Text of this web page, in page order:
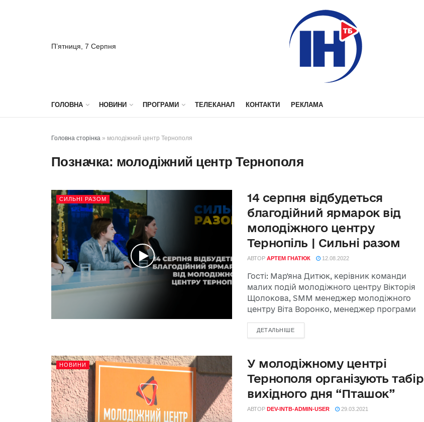
П’ятниця, 7 Серпня
ГОЛОВНА НОВИНИ ПРОГРАМИ ТЕЛЕКАНАЛ КОНТАКТИ РЕКЛАМА
Головна сторінка » молодіжний центр Тернополя
Позначка: молодіжний центр Тернополя
СИЛЬНІ РАЗОМ
14 серпня відбудеться
благодійний ярмарок від
молодіжного центру
Тернопіль | Сильні разом
АВТОР АРТЕМ ГНАТЮК 12.08.2022
Гості: Мар'яна Дитюк, керівник команди
малих подій молодіжного центру Вікторія
Щолокова, SMM менеджер молодіжного
центру Віта Воронко, менеджер програми
ДЕТАЛЬНІШЕ
НОВИНИ
У молодіжному центрі
Тернополя організують табір
вихідного дня “Пташок”
АВТОР DEV-INTB-ADMIN-USER 29.03.2021